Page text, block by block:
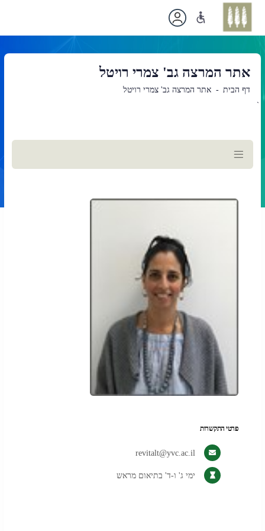
אתר המרצה גב' צמרי רויטל
דף הבית אתר המרצה גב' צמרי רויטל
`
תוכן
ראשי
פרטי התקשרות
revitalt@yvc.ac.il
ימי ג' ו-ד' בתיאום מראש